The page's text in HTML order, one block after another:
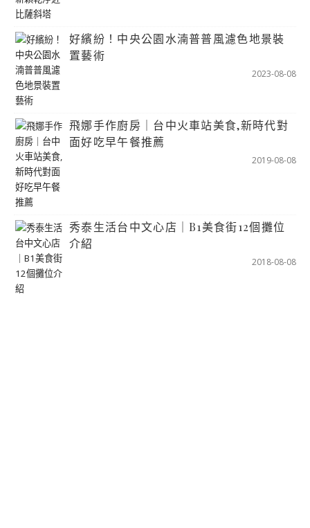
好繽紛！中央公園水湳普普風濾色地景裝
置藝術
2023-08-08
飛娜手作廚房｜台中火車站美食,新時代對
面好吃早午餐推薦
2019-08-08
秀泰生活台中文心店｜B1美食街12個攤位
介紹
2018-08-08